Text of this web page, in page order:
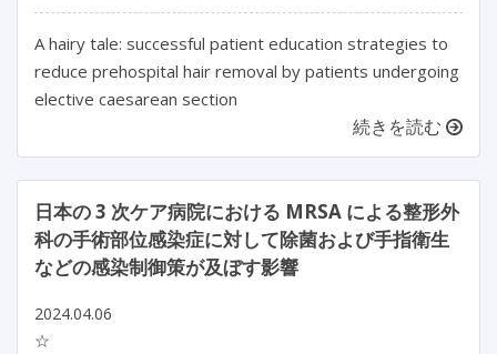
A hairy tale: successful patient education strategies to
reduce prehospital hair removal by patients undergoing
elective caesarean section
続きを読む
日本の 3 次ケア病院における MRSA による整形外
科の手術部位感染症に対して除菌および手指衛生
などの感染制御策が及ぼす影響
2024.04.06
☆